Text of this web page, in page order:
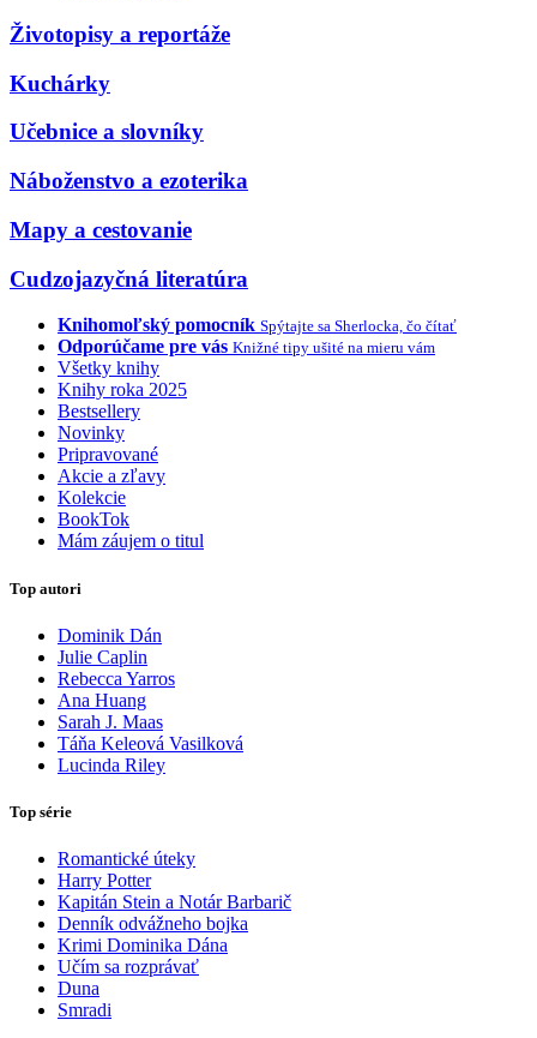
Životopisy a reportáže
Kuchárky
Učebnice a slovníky
Náboženstvo a ezoterika
Mapy a cestovanie
Cudzojazyčná literatúra
Knihomoľský pomocník Spýtajte sa Sherlocka, čo čítať
Odporúčame pre vás Knižné tipy ušité na mieru vám
Všetky knihy
Knihy roka 2025
Bestsellery
Novinky
Pripravované
Akcie a zľavy
Kolekcie
BookTok
Mám záujem o titul
Top autori
Dominik Dán
Julie Caplin
Rebecca Yarros
Ana Huang
Sarah J. Maas
Táňa Keleová Vasilková
Lucinda Riley
Top série
Romantické úteky
Harry Potter
Kapitán Stein a Notár Barbarič
Denník odvážneho bojka
Krimi Dominika Dána
Učím sa rozprávať
Duna
Smradi